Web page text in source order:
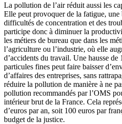
La pollution de l’air réduit aussi les
Elle peut provoquer de la fatigue, une
difficultés de concentration et des
participe donc à diminuer la
les métiers de bureau que dans les
l’agriculture ou l’industrie, où elle
d’accidents du travail. Une hausse
particules fines peut faire baisser
d’affaires des entreprises, sans
réduire la pollution de manière à ne
pollution recommandés par l’OMS
intérieur brut de la France. Cela
d’euros par an, soit 100 euros par
budget de la justice.